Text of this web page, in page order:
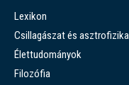
Lexikon
Csillagászat és asztrofizika
Élettudományok
Filozófia